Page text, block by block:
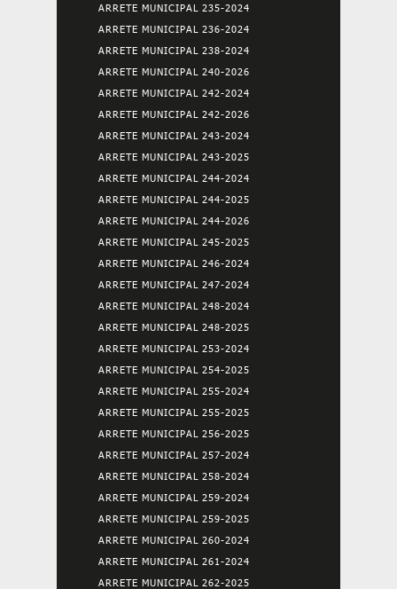
ARRETE MUNICIPAL 235-2024
ARRETE MUNICIPAL 236-2024
ARRETE MUNICIPAL 238-2024
ARRETE MUNICIPAL 240-2026
ARRETE MUNICIPAL 242-2024
ARRETE MUNICIPAL 242-2026
ARRETE MUNICIPAL 243-2024
ARRETE MUNICIPAL 243-2025
ARRETE MUNICIPAL 244-2024
ARRETE MUNICIPAL 244-2025
ARRETE MUNICIPAL 244-2026
ARRETE MUNICIPAL 245-2025
ARRETE MUNICIPAL 246-2024
ARRETE MUNICIPAL 247-2024
ARRETE MUNICIPAL 248-2024
ARRETE MUNICIPAL 248-2025
ARRETE MUNICIPAL 253-2024
ARRETE MUNICIPAL 254-2025
ARRETE MUNICIPAL 255-2024
ARRETE MUNICIPAL 255-2025
ARRETE MUNICIPAL 256-2025
ARRETE MUNICIPAL 257-2024
ARRETE MUNICIPAL 258-2024
ARRETE MUNICIPAL 259-2024
ARRETE MUNICIPAL 259-2025
ARRETE MUNICIPAL 260-2024
ARRETE MUNICIPAL 261-2024
ARRETE MUNICIPAL 262-2025